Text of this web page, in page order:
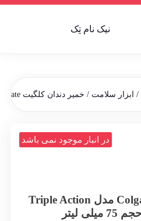
/ ابزار سلامت / خمیر دندان کلگیت Colgate مدل Triple Action 1-2-3 Original Mint حجم 75 میلی لیتر
خمیر دندان کلگیت Colgate مدل Triple Action
در انبار موجود نمی باشد